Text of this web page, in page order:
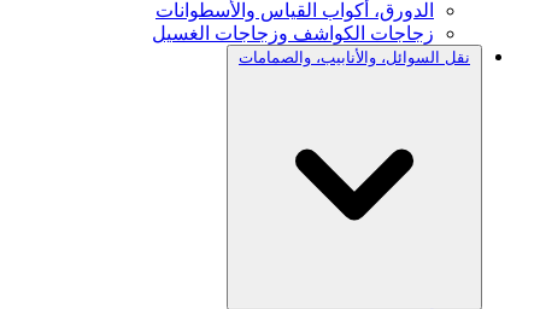
الدورق، أكواب القياس والأسطوانات
زجاجات الكواشف وزجاجات الغسيل
نقل السوائل، والأنابيب، والصمامات